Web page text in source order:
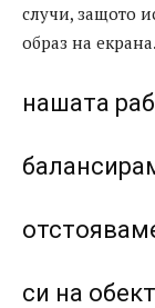
случи, защото
образ на
нашата
си на